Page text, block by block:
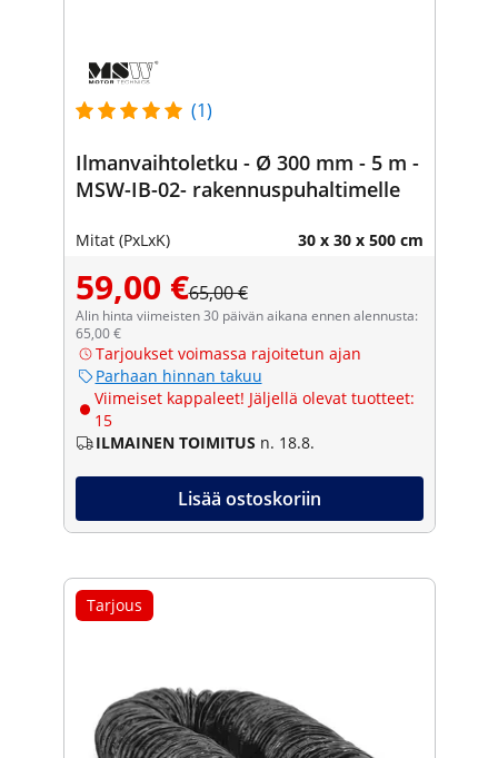
(1)
Ilmanvaihtoletku - Ø 300 mm - 5 m -
MSW-IB-02- rakennuspuhaltimelle
Mitat (PxLxK) 30 x 30 x 500 cm
59,00 €65,00 €
Alin hinta viimeisten 30 päivän aikana ennen alennusta:
65,00 €
Tarjoukset voimassa rajoitetun ajan
Parhaan hinnan takuu
Viimeiset kappaleet! Jäljellä olevat tuotteet:
15
ILMAINEN TOIMITUS n. 18.8.
Lisää ostoskoriin
Tarjous